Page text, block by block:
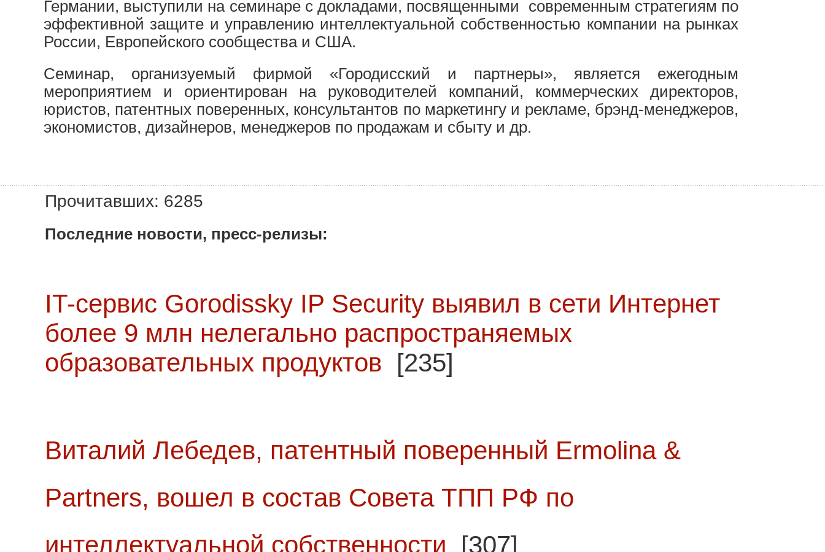
Германии, выступили на семинаре с докладами, посвященными современным стратегиям по
эффективной защите и управлению интеллектуальной собственностью компании на рынках
России, Европейского сообщества и США.
Семинар, организуемый фирмой «Городисский и партнеры», является ежегодным
мероприятием и ориентирован на руководителей компаний, коммерческих директоров,
юристов, патентных поверенных, консультантов по маркетингу и рекламе, брэнд-менеджеров,
экономистов, дизайнеров, менеджеров по продажам и сбыту и др.
Прочитавших: 6285
Последние новости, пресс-релизы:
IT-сервис Gorodissky IP Security выявил в сети Интернет
более 9 млн нелегально распространяемых
образовательных продуктов [235]
Виталий Лебедев, патентный поверенный Ermolina &
Partners, вошел в состав Совета ТПП РФ по
интеллектуальной собственности [307]